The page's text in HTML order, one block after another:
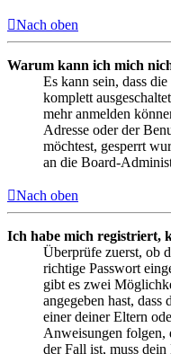
Nach oben
Warum kann ich mich
Es kann sein, dass
komplett
mehr anmelden
Adresse oder der
möchtest, gesperrt
an die Board-
Nach oben
Ich habe mich registriert,
Überprüfe zuerst, ob
richtige Passwort
gibt es zwei
angegeben hast, dass
einer deiner Eltern
Anweisungen folgen,
der Fall ist, muss